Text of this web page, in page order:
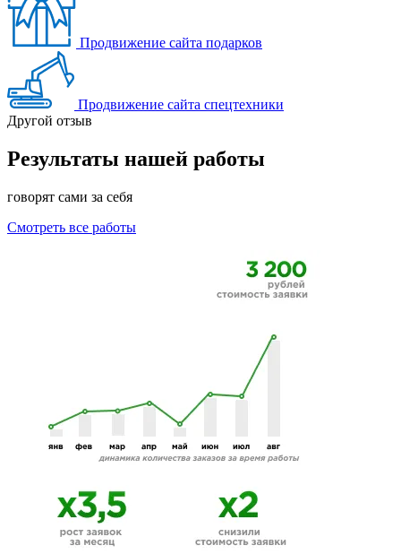
Продвижение сайта подарков
Продвижение сайта спецтехники
Другой отзыв
Результаты нашей работы
говорят сами за себя
Смотреть все работы